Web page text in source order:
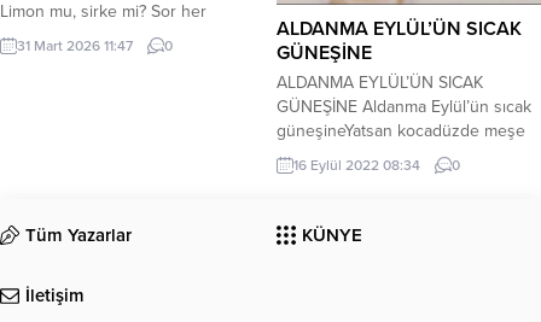
Limon mu, sirke mi? Sor her
kuşakta. *** ​Çukurcuma kokar, eski
evlerle, Antikacı bekler, saklı
31 Mart 2026 11:47 0
ALDANMA EYLÜL’ÜN SICAK
GÜNEŞİNE
ALDANMA EYLÜL’ÜN SICAK
GÜNEŞİNE Aldanma Eylül’ün sıcak
güneşineYatsan kocadüzde meşe
gölgesineSoğuk düştüm mü ,
çimen ile taşaDert eder
bekler şimdi, kurumuş
topraklarDökülür esen yel ile, birer
16 Eylül 2022 08:34 0
Tüm Yazarlar KÜNYE
İletişim